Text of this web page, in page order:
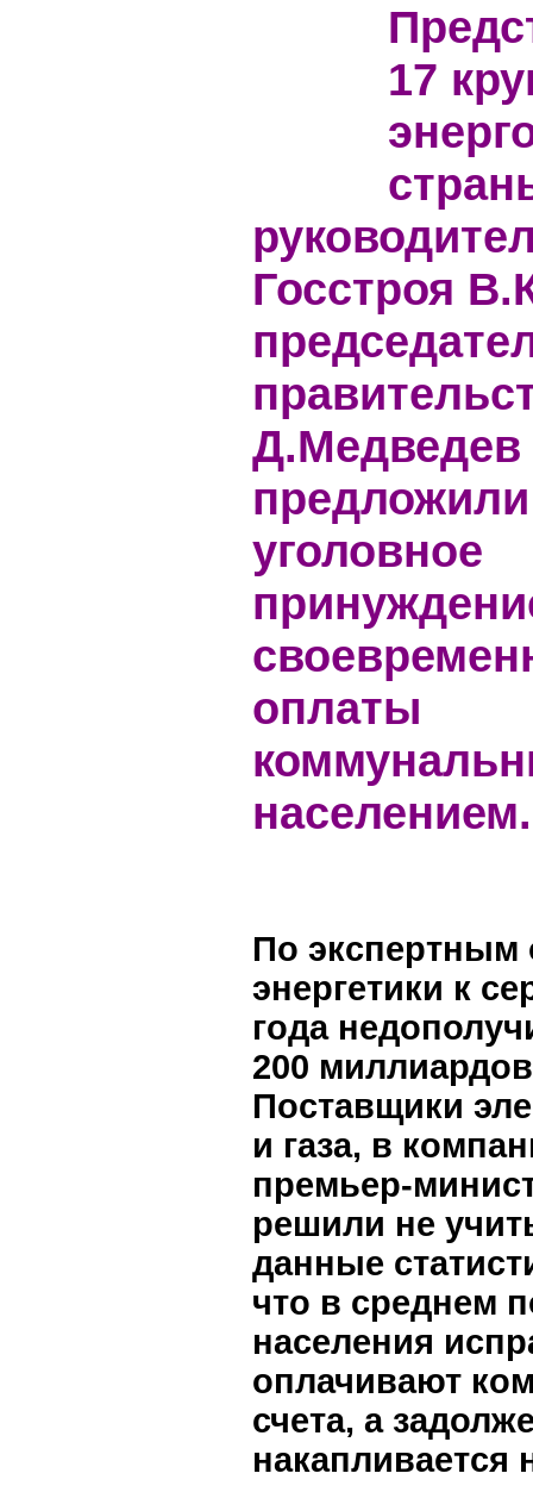
17
Госстроя
Д.Медведев
уголовное
оплаты
населением.
По экспертным
энергетики к
года
200
Поставщики
и газа, в
премьер-
решили не
данные
что в среднем
населения
оплачивают
счета, а
накапливается